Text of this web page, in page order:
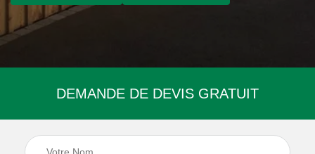
DEMANDE DE DEVIS GRATUIT